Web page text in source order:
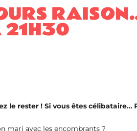
21H30
le rester ! Si vous êtes célibataire…
mari avec les encombrants ?